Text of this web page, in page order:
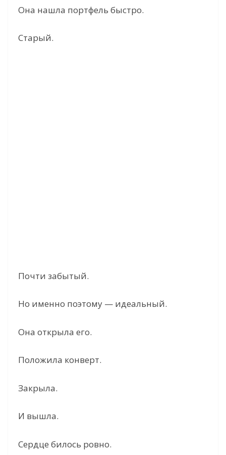
Она нашла портфель быстро.
Старый.
Почти забытый.
Но именно поэтому — идеальный.
Она открыла его.
Положила конверт.
Закрыла.
И вышла.
Сердце билось ровно.